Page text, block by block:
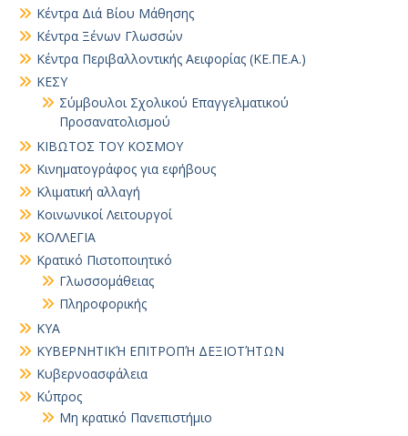
Κέντρα Διά Βίου Μάθησης
Κέντρα Ξένων Γλωσσών
Κέντρα Περιβαλλοντικής Αειφορίας (ΚΕ.ΠΕ.Α.)
ΚΕΣΥ
Σύμβουλοι Σχολικού Επαγγελματικού
Προσανατολισμού
ΚΙΒΩΤΟΣ ΤΟΥ ΚΟΣΜΟΥ
Κινηματογράφος για εφήβους
Κλιματική αλλαγή
Κοινωνικοί Λειτουργοί
ΚΟΛΛΕΓΙΑ
Κρατικό Πιστοποιητικό
Γλωσσομάθειας
Πληροφορικής
ΚΥΑ
ΚΥΒΕΡΝΗΤΙΚΉ ΕΠΙΤΡΟΠΉ ΔΕΞΙΟΤΉΤΩΝ
Κυβερνοασφάλεια
Κύπρος
Μη κρατικό Πανεπιστήμιο